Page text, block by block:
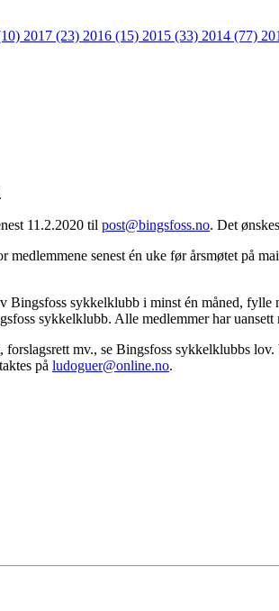
2017 (23) 2016 (15) 2015 (33) 2014 (77)
11.2.2020 til post@bingsfoss.no. Det
senest én uke før årsmøtet på
sykkelklubb i minst én måned, fylle
sykkelklubb. Alle medlemmer har uansett
mv., se Bingsfoss sykkelklubbs lov.
på ludoguer@online.no.